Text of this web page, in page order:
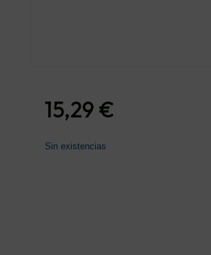
15,29 €
Sin existencias